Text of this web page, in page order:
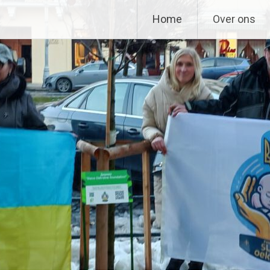
Home Over ons